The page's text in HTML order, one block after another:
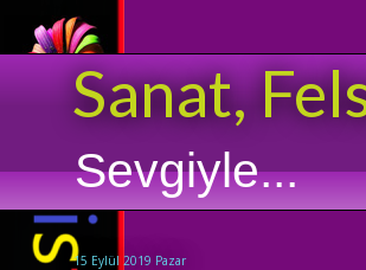
Sanat,
Sevgiyle...
15 Eylül 2019 Pazar